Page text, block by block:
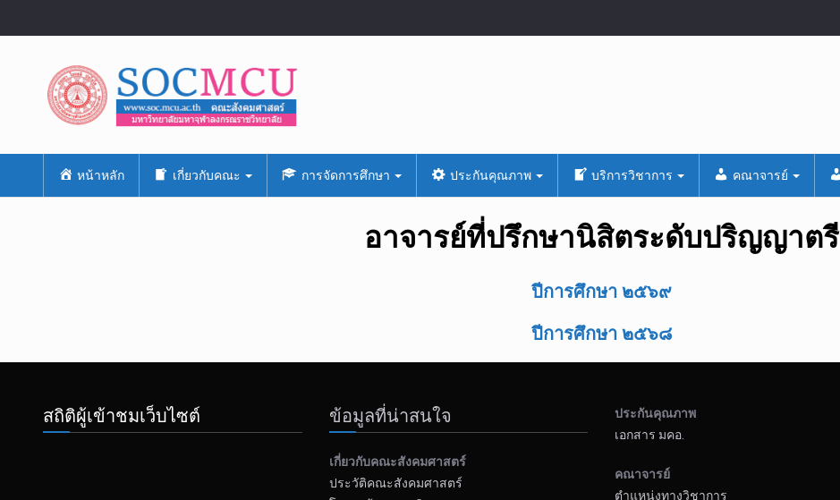
หน้าหลัก เกี่ยวกับคณะ การจัดการศึกษา ประกันคุณภาพ บริการวิชาการ คณาจารย์
อาจารย์ที่ปรึกษานิสิตระดับปริญญาตรี
ปีการศึกษา ๒๕๖๙
ปีการศึกษา ๒๕๖๘
สถิติผู้เข้าชมเว็บไซต์ ข้อมูลที่น่าสนใจ
เกี่ยวกับคณะสังคมศาสตร์
ประวัติคณะสังคมศาสตร์
ประกันคุณภาพ
เอกสาร มคอ.
คณาจารย์
ตำแหน่งทางวิชาการ